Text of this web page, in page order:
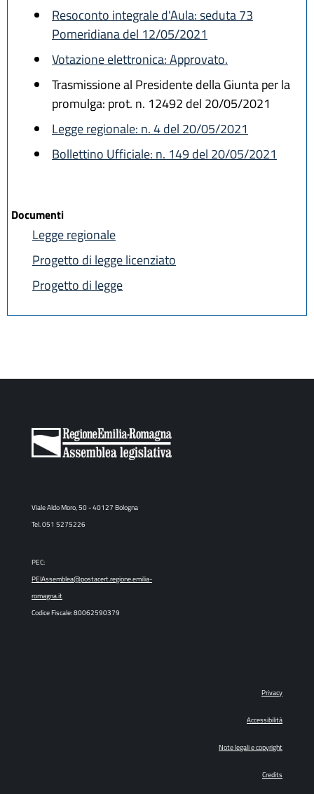
Resoconto integrale d'Aula: seduta 73
Pomeridiana del 12/05/2021
Votazione elettronica: Approvato.
Trasmissione al Presidente della Giunta per la
promulga: prot. n. 12492 del 20/05/2021
Legge regionale: n. 4 del 20/05/2021
Bollettino Ufficiale: n. 149 del 20/05/2021
Documenti
Legge regionale
Progetto di legge licenziato
Progetto di legge
Viale Aldo Moro, 50 - 40127 Bologna
Tel. 051 5275226
PEC:
PEIAssemblea@postacert.regione.emilia-
romagna.it
Codice Fiscale: 80062590379
Privacy
Accessibilità
Note legali e copyright
Credits